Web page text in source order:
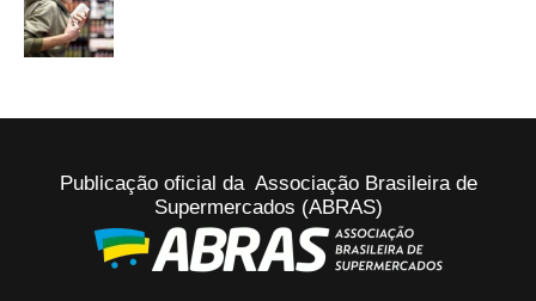
Publicação oficial da Associação Brasileira de
Supermercados (ABRAS)